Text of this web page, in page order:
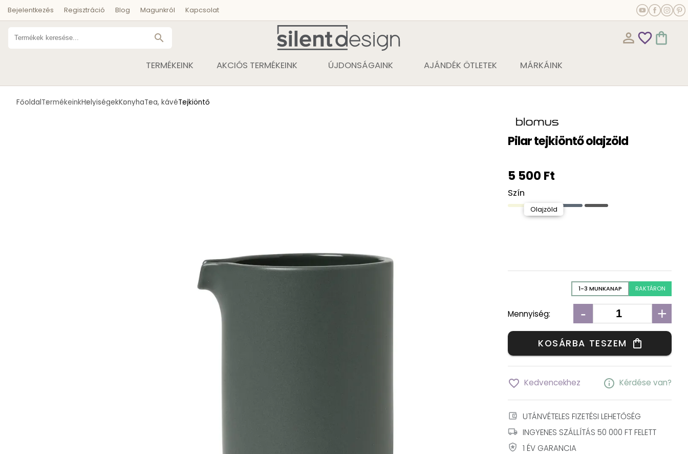
Bejelentkezés Regisztráció Blog Magunkról Kapcsolat
search person_outline favorite_outline shopping_bag
TERMÉKEINK AKCIÓS TERMÉKEINK ÚJDONSÁGAINK AJÁNDÉK ÖTLETEK MÁRKÁINK
FőoldalTermékeinkHelyiségekKonyhaTea, kávéTejkiöntő
Pilar tejkiöntő olajzöld
5 500 Ft
Szín
Olajzöld
1-3 MUNKANAP RAKTÁRON
Mennyiség: - +
KOSÁRBA TESZEM shopping_bag
favorite_border Kedvencekhez info Kérdése van?
account_balance_wallet UTÁNVÉTELES FIZETÉSI LEHETŐSÉG
local_shipping INGYENES SZÁLLÍTÁS 50 000 FT FELETT
local_police 1 ÉV GARANCIA